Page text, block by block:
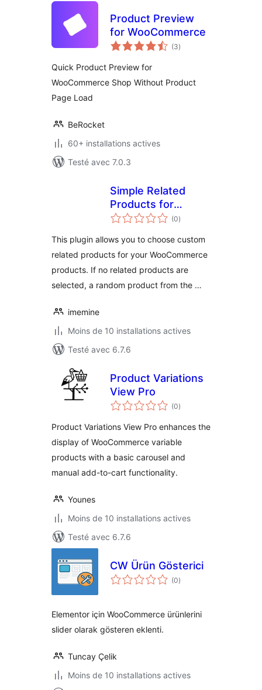
Product Preview
for WooCommerce
(3notes
en
)
Quick Product Preview for
WooCommerce Shop Without Product
Page Load
BeRocket
60+ installations actives
Testé avec 7.0.3
Simple Related
Products for
WooCommerce
(0notes
en
)
This plugin allows you to choose custom
related products for your WooCommerce
products. If no related products are
selected, a random product from the …
imemine
Moins de 10 installations actives
Testé avec 6.7.6
Product Variations
View Pro
(0notes
en
)
Product Variations View Pro enhances the
display of WooCommerce variable
products with a basic carousel and
manual add-to-cart functionality.
Younes
Moins de 10 installations actives
Testé avec 6.7.6
CW Ürün Gösterici
(0notes
en
)
Elementor için WooCommerce ürünlerini
slider olarak gösteren eklenti.
Tuncay Çelik
Moins de 10 installations actives